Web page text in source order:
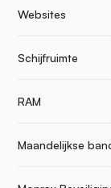
Websites
Schijfruimte
RAM
Maandelijkse